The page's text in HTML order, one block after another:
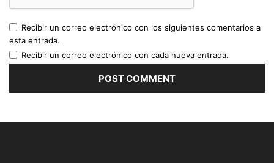
Recibir un correo electrónico con los siguientes comentarios a
esta entrada.
Recibir un correo electrónico con cada nueva entrada.